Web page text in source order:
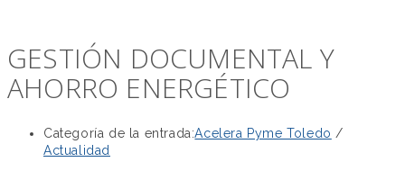
GESTIÓN DOCUMENTAL Y
AHORRO ENERGÉTICO
Categoría de la entrada:Acelera Pyme Toledo /
Actualidad